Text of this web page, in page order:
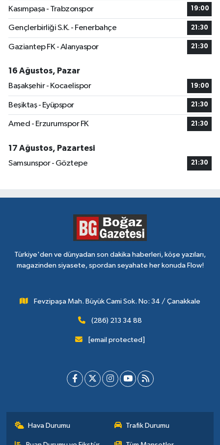
Kasımpaşa - Trabzonspor 19:00
Gençlerbirliği S.K. - Fenerbahçe 21:30
Gaziantep FK - Alanyaspor 21:30
16 Ağustos, Pazar
Başakşehir - Kocaelispor
19:00
Beşiktaş - Eyüpspor 21:30
Amed - Erzurumspor FK 21:30
17 Ağustos, Pazartesi
Samsunspor - Göztepe
21:30
Türkiye'den ve dünyadan son dakika haberleri, köşe yazıları,
magazinden siyasete, spordan seyahate her konuda Flow!
Fevzipaşa Mah. Büyük Cami Sok. No: 34 / Çanakkale
(286) 213 34 88
[email protected]
Hava Durumu Trafik Durumu